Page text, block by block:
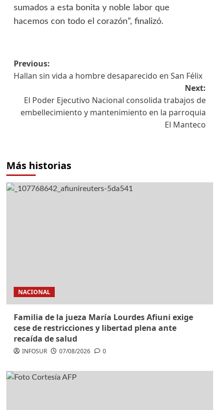
sumados a esta bonita y noble labor que
hacemos con todo el corazón”, finalizó.
Previous:
Hallan sin vida a hombre desaparecido en San Félix
Next:
El Poder Ejecutivo Nacional consolida trabajos de
embellecimiento y mantenimiento en la parroquia
El Manteco
Más historias
NACIONAL
Familia de la jueza María Lourdes Afiuni exige
cese de restricciones y libertad plena ante
recaída de salud
INFOSUR 07/08/2026 0